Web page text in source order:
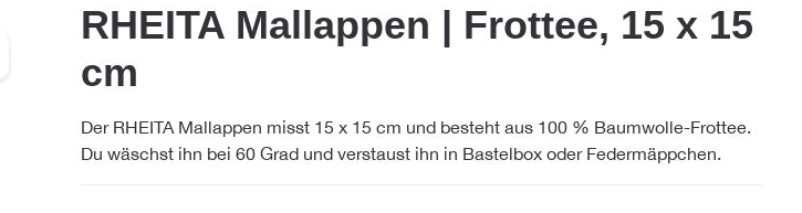
RHEITA Mallappen | Frottee, 15 x 15
cm
Der RHEITA Mallappen misst 15 x 15 cm und besteht aus 100 % Baumwolle-Frottee.
Du wäschst ihn bei 60 Grad und verstaust ihn in Bastelbox oder Federmäppchen.